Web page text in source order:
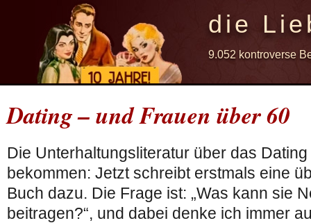
die
9.052 kontroverse
Dating – und Frauen über 60
Die Unterhaltungsliteratur über das
bekommen: Jetzt schreibt erstmals eine
Buch dazu. Die Frage ist: „Was kann sie
beitragen?“, und dabei denke ich immer